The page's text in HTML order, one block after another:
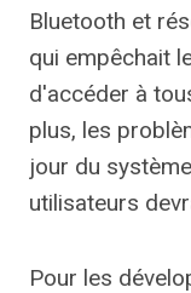
Bluetooth et
qui empêchait
d'accéder à
plus, les
jour du
utilisateurs
Pour les